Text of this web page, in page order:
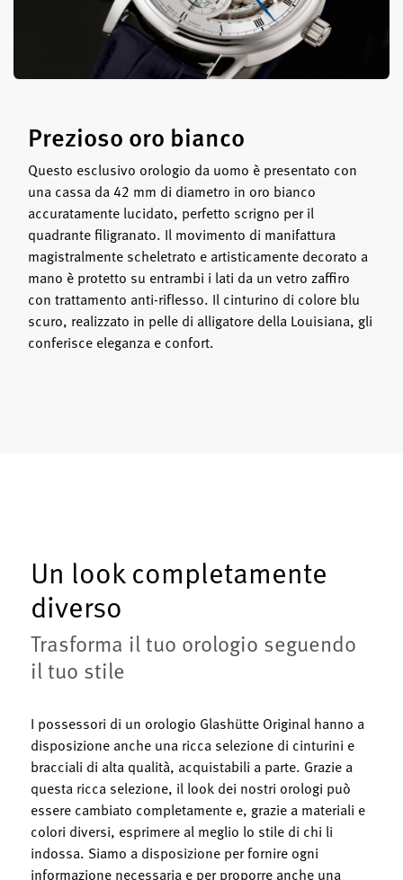
Prezioso oro bianco
Questo esclusivo orologio da uomo è presentato con
una cassa da 42 mm di diametro in oro bianco
accuratamente lucidato, perfetto scrigno per il
quadrante filigranato. Il movimento di manifattura
magistralmente scheletrato e artisticamente decorato a
mano è protetto su entrambi i lati da un vetro zaffiro
con trattamento anti-riflesso. Il cinturino di colore blu
scuro, realizzato in pelle di alligatore della Louisiana, gli
conferisce eleganza e confort.
Un look completamente
diverso
Trasforma il tuo orologio seguendo
il tuo stile
I possessori di un orologio Glashütte Original hanno a
disposizione anche una ricca selezione di cinturini e
bracciali di alta qualità, acquistabili a parte. Grazie a
questa ricca selezione, il look dei nostri orologi può
essere cambiato completamente e, grazie a materiali e
colori diversi, esprimere al meglio lo stile di chi li
indossa. Siamo a disposizione per fornire ogni
informazione necessaria e per proporre anche una